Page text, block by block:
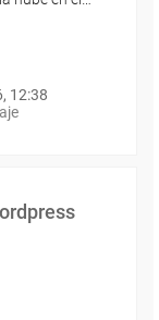
12:38